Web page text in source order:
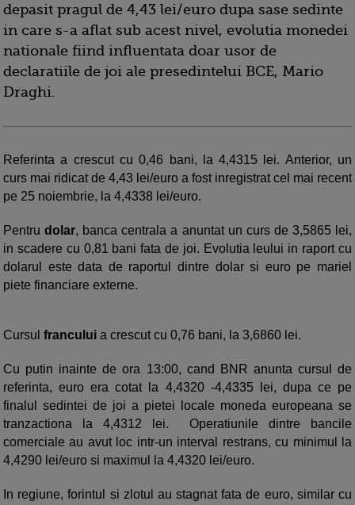
depasit pragul de 4,43 lei/euro dupa sase sedinte
in care s-a aflat sub acest nivel, evolutia monedei
nationale fiind influentata doar usor de
declaratiile de joi ale presedintelui BCE, Mario
Draghi.
Referinta a crescut cu 0,46 bani, la 4,4315 lei. Anterior, un
curs mai ridicat de 4,43 lei/euro a fost inregistrat cel mai recent
pe 25 noiembrie, la 4,4338 lei/euro.
Pentru dolar, banca centrala a anuntat un curs de 3,5865 lei,
in scadere cu 0,81 bani fata de joi. Evolutia leului in raport cu
dolarul este data de raportul dintre dolar si euro pe mariel
piete financiare externe.
Cursul francului a crescut cu 0,76 bani, la 3,6860 lei.
Cu putin inainte de ora 13:00, cand BNR anunta cursul de
referinta, euro era cotat la 4,4320 -4,4335 lei, dupa ce pe
finalul sedintei de joi a pietei locale moneda europeana se
tranzactiona la 4,4312 lei. Operatiunile dintre bancile
comerciale au avut loc intr-un interval restrans, cu minimul la
4,4290 lei/euro si maximul la 4,4320 lei/euro.
In regiune, forintul si zlotul au stagnat fata de euro, similar cu